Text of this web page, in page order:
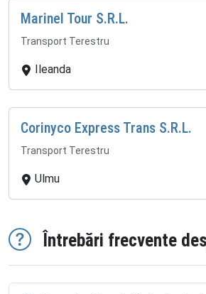
Marinel Tour S.R.L.
Transport Terestru
Ileanda
Corinyco Express Trans S.R.L.
Transport Terestru
Ulmu
Întrebări frecvente